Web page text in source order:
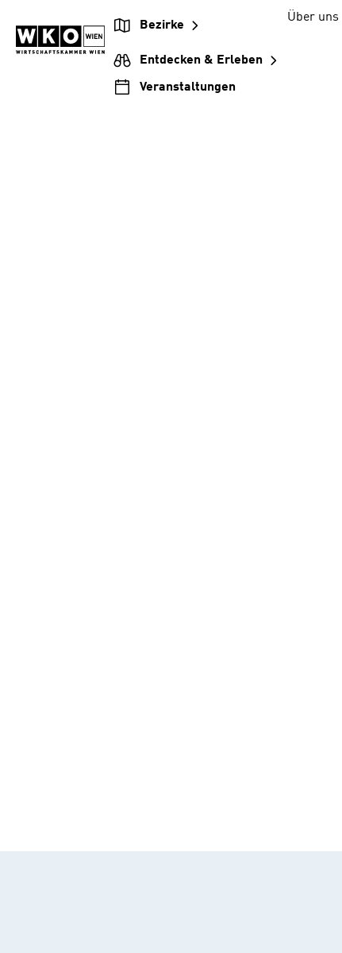
Inhalt
springen
Hauptnavigation
springen
Footer
springen
Bezirke
Entdecken & Erleben
Veranstaltungen
Über uns